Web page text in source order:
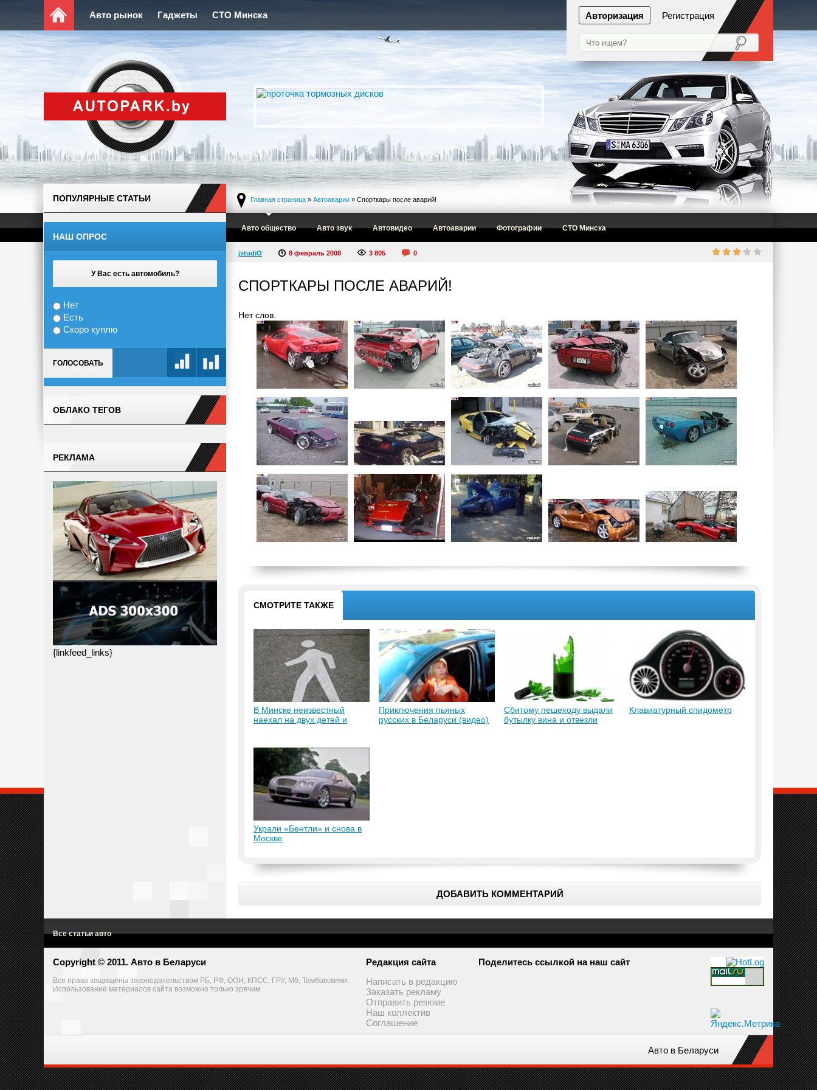
Авто рынок Гаджеты СТО Минска Авторизация Регистрация
Авто общество Авто звук Автовидео Автоаварии Фотографии СТО Минска
Главная страница » Автоаварии » Спорткары после аварий!
jstudiO 8 февраль 2008 3 805 0
СПОРТКАРЫ ПОСЛЕ АВАРИЙ!
Нет слов.
СМОТРИТЕ ТАКЖЕ
В Минске неизвестный
наехал на двух детей и
Приключения пьяных
русских в Беларуси (видео)
Сбитому пешеходу выдали
бутылку вина и отвезли
Клавиатурный спидометр
Украли «Бентли» и снова в
Москве
ДОБАВИТЬ КОММЕНТАРИЙ
ПОПУЛЯРНЫЕ СТАТЬИ
НАШ ОПРОС
У Вас есть автомобиль?
Нет
Есть
Скоро куплю
ГОЛОСОВАТЬ
ОБЛАКО ТЕГОВ
РЕКЛАМА
{linkfeed_links}
Все статьи авто
Copyright © 2011. Авто в Беларуси
Все права защищены законодательством РБ, РФ, ООН, КПСС, ГРУ, М6, Тамбовскими.
Использование материалов сайта возможно только зрячим.
Редакция сайта
Написать в редакцию
Заказать рекламу
Отправить резюме
Наш коллектив
Соглашение
Поделитесь ссылкой на наш сайт
Авто в Беларуси